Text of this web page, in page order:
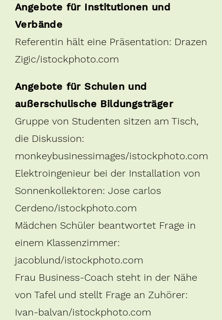
Angebote für Institutionen und
Verbände
Referentin hält eine Präsentation: Drazen
Zigic/istockphoto.com
Angebote für Schulen und
außerschulische Bildungsträger
Gruppe von Studenten sitzen am Tisch,
die Diskussion:
monkeybusinessimages/istockphoto.com
Elektroingenieur bei der Installation von
Sonnenkollektoren: Jose carlos
Cerdeno/istockphoto.com
Mädchen Schüler beantwortet Frage in
einem Klassenzimmer:
jacoblund/istockphoto.com
Frau Business-Coach steht in der Nähe
von Tafel und stellt Frage an Zuhörer:
Ivan-balvan/istockphoto.com